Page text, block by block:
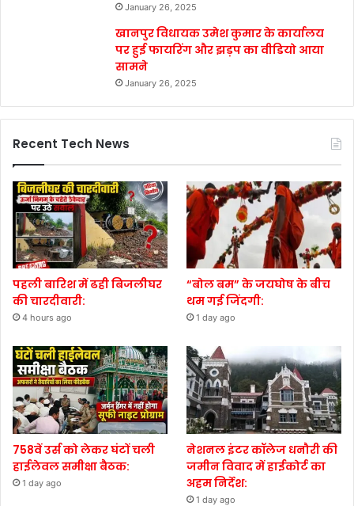
January 26, 2025
खानपुर विधायक उमेश कुमार के कार्यालय
पर हुई फायरिंग और झड़प का वीडियो आया
सामने
January 26, 2025
Recent Tech News
पहली बारिश में ढही बिजलीघर
की चारदीवारी:
4 hours ago
“बोल बम” के जयघोष के बीच
थम गई जिंदगी:
1 day ago
758वें उर्स को लेकर घंटों चली
हाईलेवल समीक्षा बैठक:
1 day ago
नेशनल इंटर कॉलेज धनौरी की
जमीन विवाद में हाईकोर्ट का
अहम निर्देश:
1 day ago